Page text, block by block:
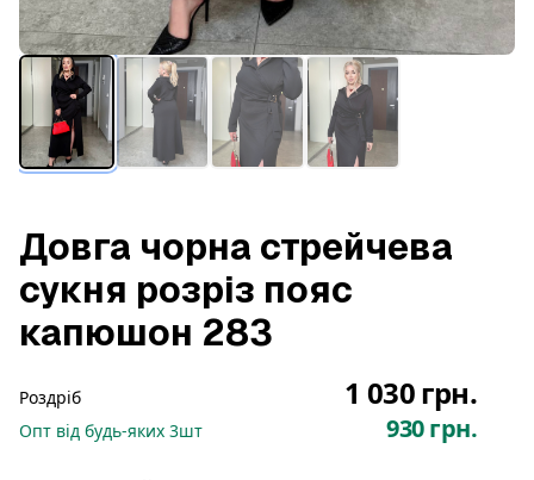
Довга чорна стрейчева
сукня розріз пояс
капюшон 283
Роздріб 1 030 грн.
Опт від будь-яких 3шт 930 грн.